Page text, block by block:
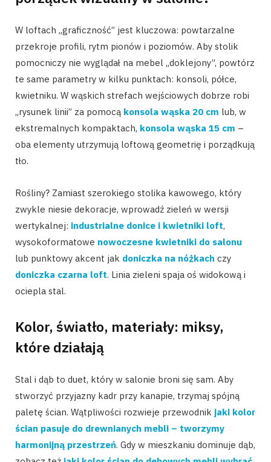
W loftach „graficzność” jest kluczowa: powtarzalne
przekroje profili, rytm pionów i poziomów. Aby stolik
pomocniczy nie wyglądał na mebel „doklejony”, powtórz
te same parametry w kilku punktach: konsoli, półce,
kwietniku. W wąskich strefach wejściowych dobrze robi
„rysunek linii” za pomocą konsola wąska 20 cm lub, w
ekstremalnych kompaktach, konsola wąska 15 cm –
oba elementy utrzymują loftową geometrię i porządkują
tło.
Rośliny? Zamiast szerokiego stolika kawowego, który
zwykle niesie dekoracje, wprowadź zieleń w wersji
wertykalnej: industrialne donice i kwietniki loft,
wysokoformatowe nowoczesne kwietniki do salonu
lub punktowy akcent jak doniczka na nóżkach czy
doniczka czarna loft. Linia zieleni spaja oś widokową i
ociepla stal.
Kolor, światło, materiały: miksy,
które działają
Stal i dąb to duet, który w salonie broni się sam. Aby
stworzyć przyjazny kadr przy kanapie, trzymaj spójną
paletę ścian. Wątpliwości rozwieje przewodnik jaki kolor
ścian pasuje do drewnianych mebli – tworzymy
harmonijną przestrzeń. Gdy w mieszkaniu dominuje dąb,